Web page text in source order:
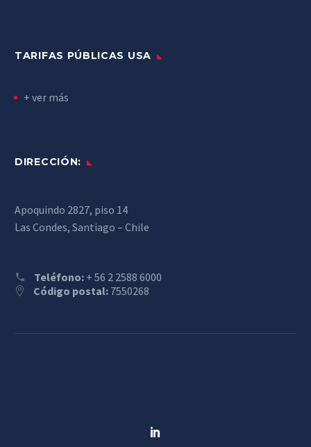
TARIFAS PÚBLICAS USA
+ ver más
DIRECCIÓN:
Apoquindo 2827, piso 14
Las Condes, Santiago – Chile
Teléfono: + 56 2 2588 6000
Código postal: 7550268